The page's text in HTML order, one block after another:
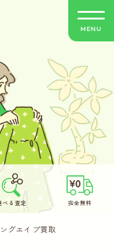
徴
MENU
べる査定 完全無料
グエイプ買取